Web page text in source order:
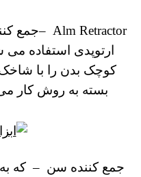
Alm Retractor – جمع
بسته به روش کار می
جمع کننده سن – که